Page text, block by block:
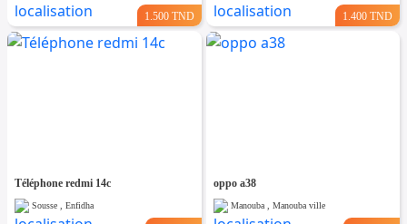
1.500 TND 1.400 TND
Téléphone redmi 14c
Sousse , Enfidha
oppo a38
Manouba , Manouba ville